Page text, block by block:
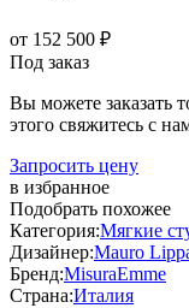
от 152 500 ₽
Под заказ
Вы можете заказать
этого свяжитесь с
Запросить цену
в избранное
Подобрать похожее
Категория:Мягкие
Дизайнер:Mauro
Бренд:MisuraEmme
Страна:Италия